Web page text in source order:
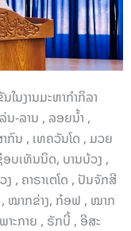
ງານມະຫາກຳກິລາ
ນ-ລານ , ລອຍນ້ຳ ,
ກົນ , ເທຄວັນໂດ , ມວຍ
ອບເທັນນິດ, ບານບ້ວງ ,
, ຄາຣາເຕໂດ , ປັນຈັກສີ
ໝາກຂ່າງ, ກ໋ອຟ , ໝາກ
ະກາຍ , ຣັກບີ້ , ອີສະ